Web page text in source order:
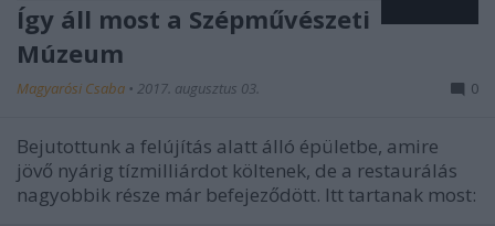
Így áll most a Szépművészeti
Múzeum
Magyarósi Csaba • 2017. augusztus 03. 0
Bejutottunk a felújítás alatt álló épületbe, amire
jövő nyárig tízmilliárdot költenek, de a restaurálás
nagyobbik része már befejeződött. Itt tartanak most: